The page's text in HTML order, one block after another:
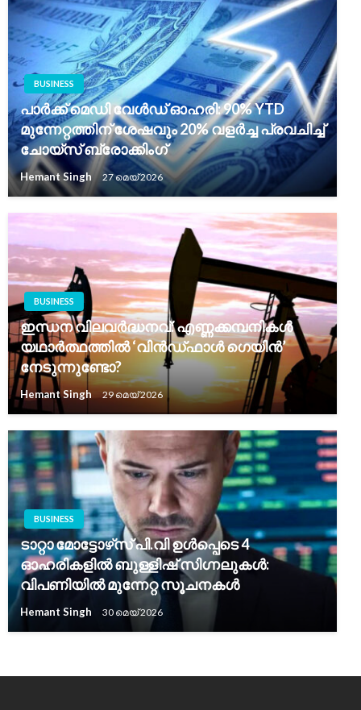
BUSINESS
പാർക്ക് മെഡി വേൾഡ് ഓഹരി: 90% YTD
മുന്നേറ്റത്തിന് ശേഷവും 20% വളർച്ച പ്രവചിച്ച്
ചോയ്സ് ബ്രോക്കിംഗ്
Hemant Singh 27 മെയ്‌ 2026
BUSINESS
ഇന്ധന വിലവർദ്ധനവ്: എണ്ണക്കമ്പനികൾ
യഥാർത്ഥത്തിൽ ‘വിൻഡ്‌ഫാൾ ഗെയിൻ’
നേടുന്നുണ്ടോ?
Hemant Singh 29 മെയ്‌ 2026
BUSINESS
ടാറ്റാ മോട്ടോഴ്‌സ് പി.വി ഉൾപ്പെടെ 4
ഓഹരികളിൽ ബുള്ളിഷ് സിഗ്നലുകൾ:
വിപണിയിൽ മുന്നേറ്റ സൂചനകൾ
Hemant Singh 30 മെയ്‌ 2026